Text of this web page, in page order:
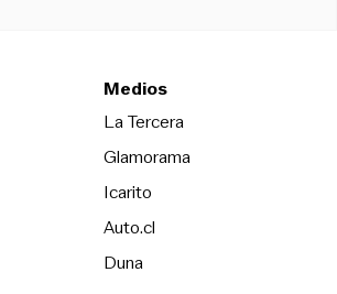
Medios
La TerceraOpens in new
Glamorama
Icarito
Auto.cl
DunaOpens in new window